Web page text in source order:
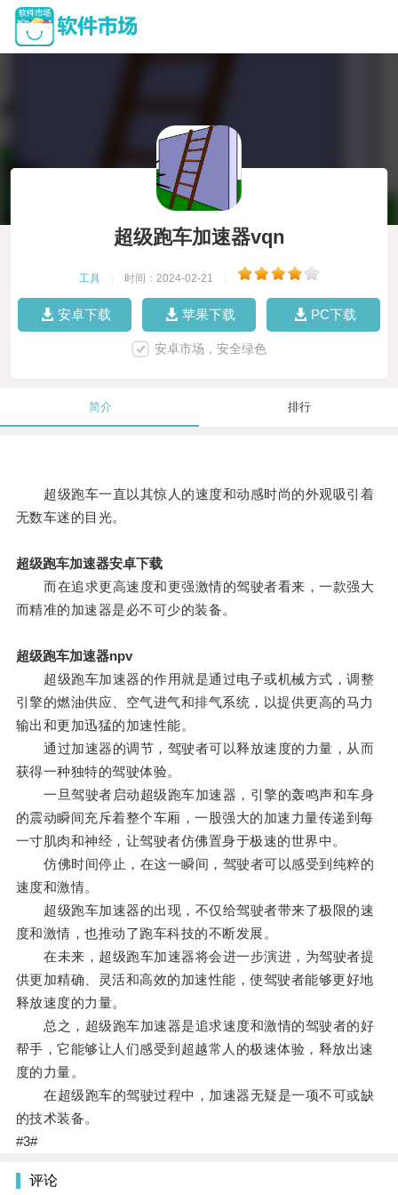
超级跑车加速器vqn
工具 时间：2024-02-21
安卓下载 苹果下载 PC下载
安卓市场，安全绿色
简介 排行
超级跑车一直以其惊人的速度和动感时尚的外观吸引着
无数车迷的目光。
超级跑车加速器安卓下载
而在追求更高速度和更强激情的驾驶者看来，一款强大
而精准的加速器是必不可少的装备。
超级跑车加速器npv
超级跑车加速器的作用就是通过电子或机械方式，调整
引擎的燃油供应、空气进气和排气系统，以提供更高的马力
输出和更加迅猛的加速性能。
通过加速器的调节，驾驶者可以释放速度的力量，从而
获得一种独特的驾驶体验。
一旦驾驶者启动超级跑车加速器，引擎的轰鸣声和车身
的震动瞬间充斥着整个车厢，一股强大的加速力量传递到每
一寸肌肉和神经，让驾驶者仿佛置身于极速的世界中。
仿佛时间停止，在这一瞬间，驾驶者可以感受到纯粹的
速度和激情。
超级跑车加速器的出现，不仅给驾驶者带来了极限的速
度和激情，也推动了跑车科技的不断发展。
在未来，超级跑车加速器将会进一步演进，为驾驶者提
供更加精确、灵活和高效的加速性能，使驾驶者能够更好地
释放速度的力量。
总之，超级跑车加速器是追求速度和激情的驾驶者的好
帮手，它能够让人们感受到超越常人的极速体验，释放出速
度的力量。
在超级跑车的驾驶过程中，加速器无疑是一项不可或缺
的技术装备。
#3#
评论